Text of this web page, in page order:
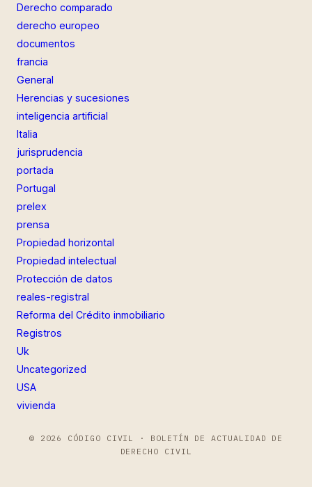
Derecho comparado
derecho europeo
documentos
francia
General
Herencias y sucesiones
inteligencia artificial
Italia
jurisprudencia
portada
Portugal
prelex
prensa
Propiedad horizontal
Propiedad intelectual
Protección de datos
reales-registral
Reforma del Crédito inmobiliario
Registros
Uk
Uncategorized
USA
vivienda
© 2026 CÓDIGO CIVIL · BOLETÍN DE ACTUALIDAD DE
DERECHO CIVIL